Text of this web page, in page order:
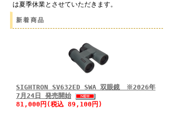
は夏季休業とさせていただきます。
新着商品
SIGHTRON SV632ED SWA 双眼鏡 ※2026年
7月24日 発売開始
81,000円(税込 89,100円)